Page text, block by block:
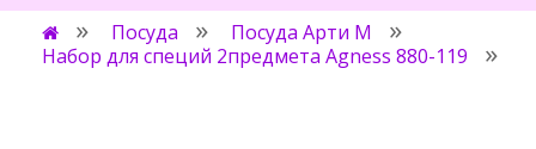
Посуда
Посуда Арти М
Набор для специй 2предмета Agness 880-119